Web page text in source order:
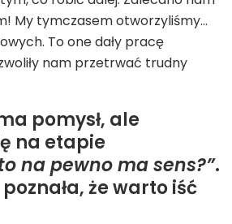
My tymczasem otworzyliśmy…
To one dały pracę
nam przetrwać trudny
pomysł, ale
na etapie
na pewno ma sens?”.
że warto iść